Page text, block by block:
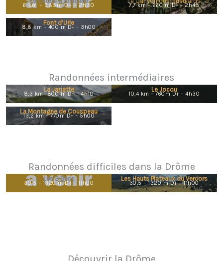
6 km – 385m D+ – 2h30
Font d’Urle
8,8 km – 400 m D+ – 3h00
7,7 km – 260 m D+ – 2h45
Randonnées intermédiaires
La Jarjatte
8,3 km -800 m D+ – 4h10
La Montagne de Couspeau
13,2 km – 770m D+ – 5h00
Le Jocou
10,4 km – 760m D+ – 4h30
Randonnées difficiles dans la Drôme
Les 3 Becs
30,5 – 1320 m D+ – 11h00
Les Hauts Plateaux du Vercors
30,5 – 1320 m D+ – 11h00
Découvrir la Drôme